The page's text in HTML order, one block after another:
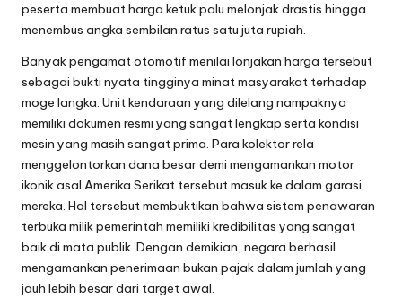
peserta membuat harga ketuk palu melonjak drastis hingga
menembus angka sembilan ratus satu juta rupiah.
Banyak pengamat otomotif menilai lonjakan harga tersebut
sebagai bukti nyata tingginya minat masyarakat terhadap
moge langka. Unit kendaraan yang dilelang nampaknya
memiliki dokumen resmi yang sangat lengkap serta kondisi
mesin yang masih sangat prima. Para kolektor rela
menggelontorkan dana besar demi mengamankan motor
ikonik asal Amerika Serikat tersebut masuk ke dalam garasi
mereka. Hal tersebut membuktikan bahwa sistem penawaran
terbuka milik pemerintah memiliki kredibilitas yang sangat
baik di mata publik. Dengan demikian, negara berhasil
mengamankan penerimaan bukan pajak dalam jumlah yang
jauh lebih besar dari target awal.